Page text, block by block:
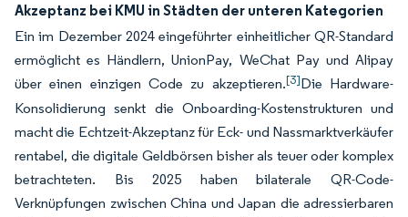
Akzeptanz bei KMU in Städten der unteren Kategorien
Ein im Dezember 2024 eingeführter einheitlicher QR-Standard
ermöglicht es Händlern, UnionPay, WeChat Pay und Alipay
über einen einzigen Code zu akzeptieren.[3]Die Hardware-
Konsolidierung senkt die Onboarding-Kostenstrukturen und
macht die Echtzeit-Akzeptanz für Eck- und Nassmarktverkäufer
rentabel, die digitale Geldbörsen bisher als teuer oder komplex
betrachteten. Bis 2025 haben bilaterale QR-Code-
Verknüpfungen zwischen China und Japan die adressierbaren